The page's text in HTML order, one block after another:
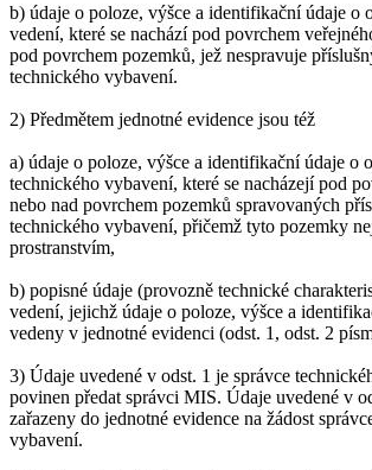
b) údaje o poloze, výšce a identifikační údaje o
vedení, které se nachází pod povrchem
pod povrchem pozemků, jež nespravuje
technického vybavení.
2) Předmětem jednotné evidence jsou též
a) údaje o poloze, výšce a identifikační údaje o
technického vybavení, které se nacházejí pod
nebo nad povrchem pozemků spravovaných
technického vybavení, přičemž tyto pozemky
prostranstvím,
b) popisné údaje (provozně technické
vedení, jejichž údaje o poloze, výšce a
vedeny v jednotné evidenci (odst. 1, odst. 2
3) Údaje uvedené v odst. 1 je správce
povinen předat správci MIS. Údaje uvedené v
zařazeny do jednotné evidence na žádost
vybavení.